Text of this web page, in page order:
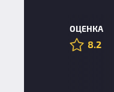
ОЦЕНКА
8.2